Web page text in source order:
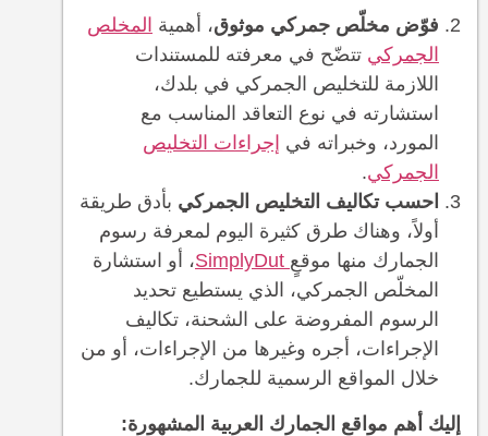
فوّض مخلّص جمركي موثوق، أهمية المخلص
الجمركي تتضّح في معرفته للمستندات
اللازمة للتخليص الجمركي في بلدك،
استشارته في نوع التعاقد المناسب مع
المورد، وخبراته في إجراءات التخليص
الجمركي.
احسب تكاليف التخليص الجمركي بأدق طريقة
أولاً، وهناك طرق كثيرة اليوم لمعرفة رسوم
الجمارك منها موقع
، أو استشارة
المخلّص الجمركي، الذي يستطيع تحديد
الرسوم المفروضة على الشحنة، تكاليف
الإجراءات، أجره وغيرها من الإجراءات، أو من
خلال المواقع الرسمية للجمارك.
إليك أهم مواقع الجمارك العربية المشهورة: